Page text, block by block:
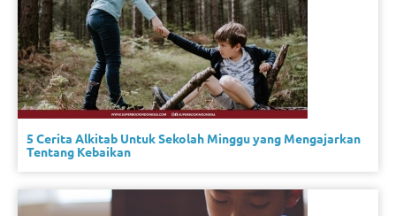
5 Cerita Alkitab Untuk Sekolah Minggu yang Mengajarkan
Tentang Kebaikan